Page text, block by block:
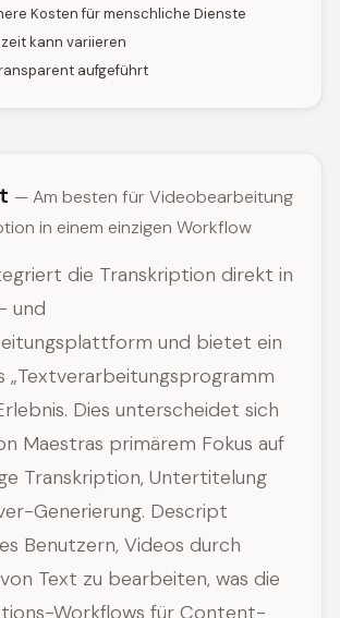
Kosten für menschliche Dienste
kann variieren
aufgeführt
— Am besten für Videobearbeitung
in einem einzigen Workflow
die Transkription direkt in
und
und bietet ein
„Textverarbeitungsprogramm
Dies unterscheidet sich
Maestras primärem Fokus auf
Transkription, Untertitelung
Generierung. Descript
Benutzern, Videos durch
Text zu bearbeiten, was die
Workflows für Content-